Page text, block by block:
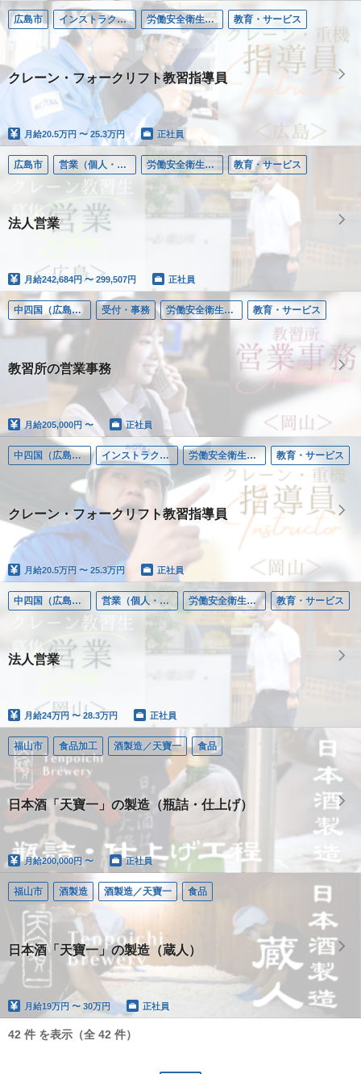
広島市 インストラクター／労働安全衛生教育 労働安全衛生教習 教育・サービス
クレーン・フォークリフト教習指導員
月給20.5万円 〜 25.3万円 正社員
広島市 営業（個人・法人） 労働安全衛生教習 教育・サービス
法人営業
月給242,684円 〜 299,507円 正社員
中四国（広島県除く） 受付・事務 労働安全衛生教習 教育・サービス
教習所の営業事務
月給205,000円 〜 正社員
中四国（広島県除く） インストラクター／労働安全衛生教育 労働安全衛生教習 教育・サービス
クレーン・フォークリフト教習指導員
月給20.5万円 〜 25.3万円 正社員
中四国（広島県除く） 営業（個人・法人） 労働安全衛生教習 教育・サービス
法人営業
月給24万円 〜 28.3万円 正社員
福山市 食品加工 酒製造／天寶一 食品
日本酒「天寶一」の製造（瓶詰・仕上げ）
月給200,000円 〜 正社員
福山市 酒製造 酒製造／天寶一 食品
日本酒「天寶一」の製造（蔵人）
月給19万円 〜 30万円 正社員
42 件 を表示（全 42 件）